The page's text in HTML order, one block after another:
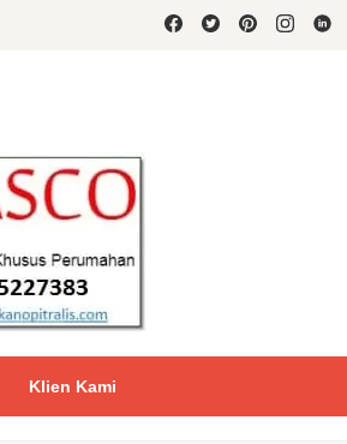
Klien Kami